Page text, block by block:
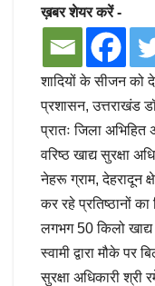
ख़बर शेयर करें -
शादियों के सीजन को
प्रशासन, उत्तराखंड
प्रातः जिला अभिहित
वरिष्ठ खाद्य सुरक्षा
नेहरू ग्राम, देहरादून
कर रहे प्रतिष्ठानों
लगभग 50 किलो खाद्य
स्वामी द्वारा मौके पर
सुरक्षा अधिकारी श्री